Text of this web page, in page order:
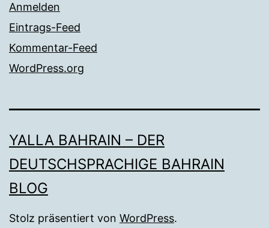
Anmelden
Eintrags-Feed
Kommentar-Feed
WordPress.org
YALLA BAHRAIN – DER
DEUTSCHSPRACHIGE BAHRAIN
BLOG
Stolz präsentiert von WordPress.